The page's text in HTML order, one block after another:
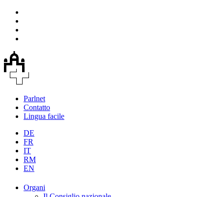
Parlnet
Contatto
Lingua facile
DE
FR
IT
RM
EN
Organi